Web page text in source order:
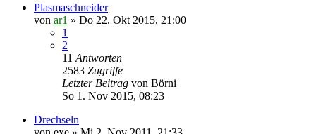
Plasmaschneider
von ar1 » Do 22. Okt 2015, 21:00
1
2
11 Antworten
2583 Zugriffe
Letzter Beitrag von Börni
So 1. Nov 2015, 08:23
Drechseln